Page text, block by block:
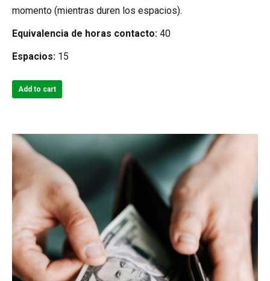
momento (mientras duren los espacios).
Equivalencia de horas contacto: 40
Espacios: 15
Add to cart